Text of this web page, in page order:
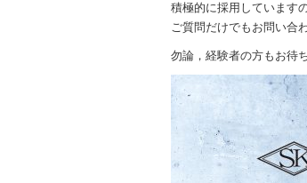
積極的に採用しています
ご質問だけでもお問い合
勿論，経験者の方もお待